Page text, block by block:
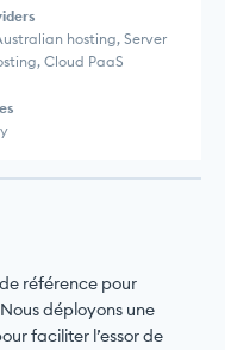
hosting, Server
Cloud PaaS
référence pour
déployons une
faciliter l’essor de